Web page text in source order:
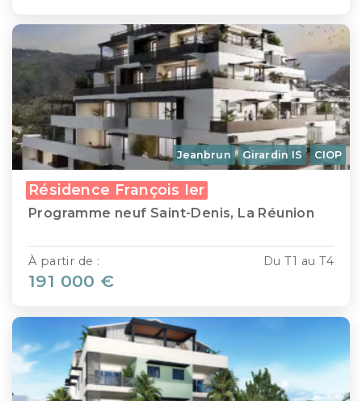
Jeanbrun Girardin IS CIOP
Résidence François Ier
Programme neuf Saint-Denis, La Réunion
Du T1 au T4
À partir de :
191 000 €